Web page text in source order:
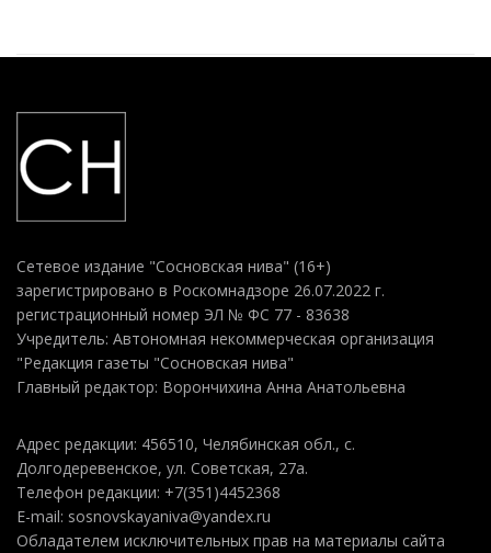
Сетевое издание "Сосновская нива" (16+)
зарегистрировано в Роскомнадзоре 26.07.2022 г.
регистрационный номер ЭЛ № ФС 77 - 83638
Учредитель: Автономная некоммерческая организация
"Редакция газеты "Сосновская нива"
Главный редактор: Ворончихина Анна Анатольевна
Адрес редакции: 456510, Челябинская обл., с.
Долгодеревенское, ул. Советская, 27а.
Телефон редакции: +7(351)4452368
E-mail: sosnovskayaniva@yandex.ru
Обладателем исключительных прав на материалы сайта